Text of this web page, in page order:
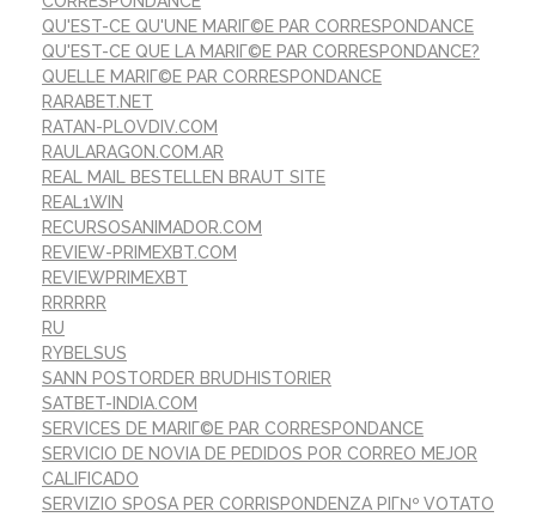
QU'EST-CE QU'UNE MARIГ©E PAR CORRESPONDANCE
QU'EST-CE QUE LA MARIГ©E PAR CORRESPONDANCE?
QUELLE MARIГ©E PAR CORRESPONDANCE
RARABET.NET
RATAN-PLOVDIV.COM
RAULARAGON.COM.AR
REAL MAIL BESTELLEN BRAUT SITE
REAL1WIN
RECURSOSANIMADOR.COM
REVIEW-PRIMEXBT.COM
REVIEWPRIMEXBT
RRRRRR
RU
RYBELSUS
SANN POSTORDER BRUDHISTORIER
SATBET-INDIA.COM
SERVICES DE MARIГ©E PAR CORRESPONDANCE
SERVICIO DE NOVIA DE PEDIDOS POR CORREO MEJOR
CALIFICADO
SERVIZIO SPOSA PER CORRISPONDENZA PIГ№ VOTATO